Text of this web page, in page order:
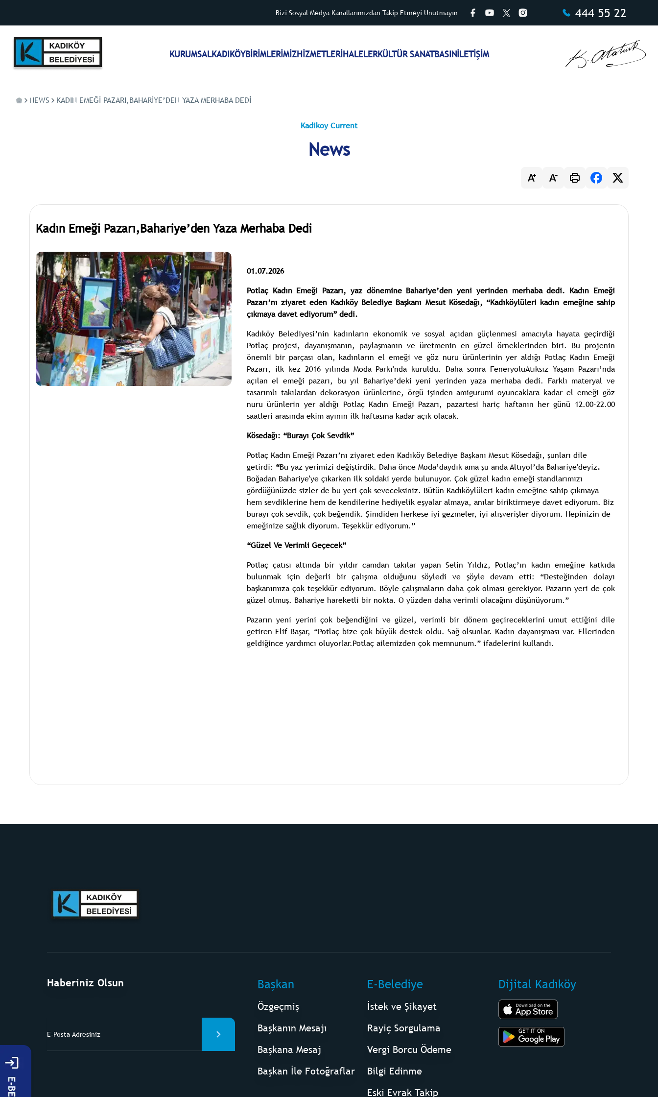
Bizi Sosyal Medya Kanallarımızdan Takip Etmeyi Unutmayın 444 55 22
KURUMSALKADIKÖYBİRİMLERİMİZHİZMETLERİHALELERKÜLTÜR SANATBASINİLETİŞİM
NEWS KADIN EMEĞI PAZARI,BAHARIYE’DEN YAZA MERHABA DEDI
Kadikoy Current
News
Kadın Emeği Pazarı,Bahariye’den Yaza Merhaba Dedi
01.07.2026
Potlaç Kadın Emeği Pazarı, yaz dönemine Bahariye’den yeni yerinden merhaba dedi. Kadın Emeği
Pazarı’nı ziyaret eden Kadıköy Belediye Başkanı Mesut Kösedağı, “Kadıköylüleri kadın emeğine sahip
çıkmaya davet ediyorum” dedi.
Kadıköy Belediyesi’nin kadınların ekonomik ve sosyal açıdan güçlenmesi amacıyla hayata geçirdiği
Potlaç projesi, dayanışmanın, paylaşmanın ve üretmenin en güzel örneklerinden biri. Bu projenin
önemli bir parçası olan, kadınların el emeği ve göz nuru ürünlerinin yer aldığı Potlaç Kadın Emeği
Pazarı, ilk kez 2016 yılında Moda Parkı'nda kuruldu. Daha sonra FeneryoluAtıksız Yaşam Pazarı’nda
açılan el emeği pazarı, bu yıl Bahariye’deki yeni yerinden yaza merhaba dedi. Farklı materyal ve
tasarımlı takılardan dekorasyon ürünlerine, örgü işinden amigurumi oyuncaklara kadar el emeği göz
nuru ürünlerin yer aldığı Potlaç Kadın Emeği Pazarı, pazartesi hariç haftanın her günü 12.00-22.00
saatleri arasında ekim ayının ilk haftasına kadar açık olacak.
Kösedağı: “Burayı Çok Sevdik”
Potlaç Kadın Emeği Pazarı’nı ziyaret eden Kadıköy Belediye Başkanı Mesut Kösedağı, şunları dile
getirdi: “Bu yaz yerimizi değiştirdik. Daha önce Moda’daydık ama şu anda Altıyol’da Bahariye'deyiz.
Boğadan Bahariye'ye çıkarken ilk soldaki yerde bulunuyor. Çok güzel kadın emeği standlarımızı
gördüğünüzde sizler de bu yeri çok seveceksiniz. Bütün Kadıköylüleri kadın emeğine sahip çıkmaya
hem sevdiklerine hem de kendilerine hediyelik eşyalar almaya, anılar biriktirmeye davet ediyorum. Biz
burayı çok sevdik, çok beğendik. Şimdiden herkese iyi gezmeler, iyi alışverişler diyorum. Hepinizin de
emeğinize sağlık diyorum. Teşekkür ediyorum.”
“Güzel Ve Verimli Geçecek”
Potlaç çatısı altında bir yıldır camdan takılar yapan Selin Yıldız, Potlaç’ın kadın emeğine katkıda
bulunmak için değerli bir çalışma olduğunu söyledi ve şöyle devam etti: “Desteğinden dolayı
başkanımıza çok teşekkür ediyorum. Böyle çalışmaların daha çok olması gerekiyor. Pazarın yeri de çok
güzel olmuş. Bahariye hareketli bir nokta. O yüzden daha verimli olacağını düşünüyorum.”
Pazarın yeni yerini çok beğendiğini ve güzel, verimli bir dönem geçireceklerini umut ettiğini dile
getiren Elif Başar, “Potlaç bize çok büyük destek oldu. Sağ olsunlar. Kadın dayanışması var. Ellerinden
geldiğince yardımcı oluyorlar.Potlaç ailemizden çok memnunum.” ifadelerini kullandı.
Haberiniz Olsun Başkan
Özgeçmiş
Başkanın Mesajı
Başkana Mesaj
Başkan İle Fotoğraflar
E-Belediye
İstek ve Şikayet
Rayiç Sorgulama
Vergi Borcu Ödeme
Bilgi Edinme
Eski Evrak Takip
Dijital Kadıköy